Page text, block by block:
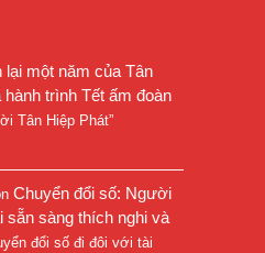
lại một năm của Tân
hành trình Tết ấm đoàn
Tân Hiệp Phát”
Chuyển đổi số: Người
sẵn sàng thích nghi và
đổi số đi đôi với tài